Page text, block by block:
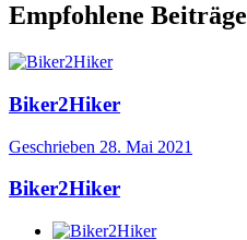
Empfohlene Beiträge
Biker2Hiker
Geschrieben 28. Mai 2021
Biker2Hiker